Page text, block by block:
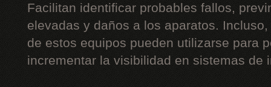
Facilitan identificar probables fallos,
elevadas y daños a los aparatos.
de estos equipos pueden utilizarse para
incrementar la visibilidad en sistemas de